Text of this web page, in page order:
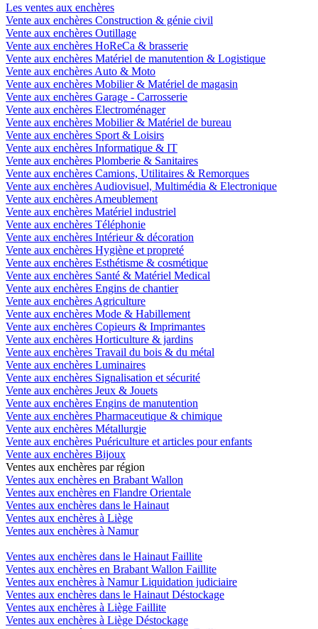
Les ventes aux enchères
Vente aux enchères Construction & génie civil
Vente aux enchères Outillage
Vente aux enchères HoReCa & brasserie
Vente aux enchères Matériel de manutention & Logistique
Vente aux enchères Auto & Moto
Vente aux enchères Mobilier & Matériel de magasin
Vente aux enchères Garage - Carrosserie
Vente aux enchères Electroménager
Vente aux enchères Mobilier & Matériel de bureau
Vente aux enchères Sport & Loisirs
Vente aux enchères Informatique & IT
Vente aux enchères Plomberie & Sanitaires
Vente aux enchères Camions, Utilitaires & Remorques
Vente aux enchères Audiovisuel, Multimédia & Electronique
Vente aux enchères Ameublement
Vente aux enchères Matériel industriel
Vente aux enchères Téléphonie
Vente aux enchères Intérieur & décoration
Vente aux enchères Hygiène et propreté
Vente aux enchères Esthétisme & cosmétique
Vente aux enchères Santé & Matériel Medical
Vente aux enchères Engins de chantier
Vente aux enchères Agriculture
Vente aux enchères Mode & Habillement
Vente aux enchères Copieurs & Imprimantes
Vente aux enchères Horticulture & jardins
Vente aux enchères Travail du bois & du métal
Vente aux enchères Luminaires
Vente aux enchères Signalisation et sécurité
Vente aux enchères Jeux & Jouets
Vente aux enchères Engins de manutention
Vente aux enchères Pharmaceutique & chimique
Vente aux enchères Métallurgie
Vente aux enchères Puériculture et articles pour enfants
Vente aux enchères Bijoux
Ventes aux enchères par région
Ventes aux enchères en Brabant Wallon
Ventes aux enchères en Flandre Orientale
Ventes aux enchères dans le Hainaut
Ventes aux enchères à Liège
Ventes aux enchères à Namur
Ventes aux enchères dans le Hainaut Faillite
Ventes aux enchères en Brabant Wallon Faillite
Ventes aux enchères à Namur Liquidation judiciaire
Ventes aux enchères dans le Hainaut Déstockage
Ventes aux enchères à Liège Faillite
Ventes aux enchères à Liège Déstockage